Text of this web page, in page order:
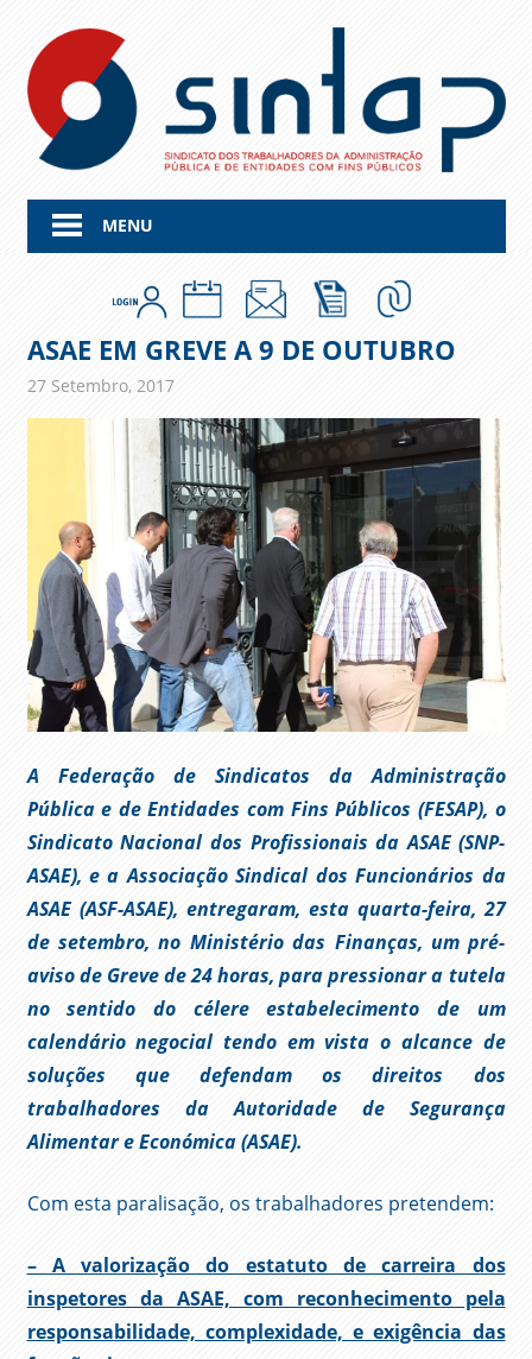
content
MENU
ASAE EM GREVE A 9 DE OUTUBRO
27 Setembro, 2017admin
Comunicados
A Federação de Sindicatos da Administração
Pública e de Entidades com Fins Públicos (FESAP), o
Sindicato Nacional dos Profissionais da ASAE (SNP-
ASAE), e a Associação Sindical dos Funcionários da
ASAE (ASF-ASAE), entregaram, esta quarta-feira, 27
de setembro, no Ministério das Finanças, um pré-
aviso de Greve de 24 horas, para pressionar a tutela
no sentido do célere estabelecimento de um
calendário negocial tendo em vista o alcance de
soluções que defendam os direitos dos
trabalhadores da Autoridade de Segurança
Alimentar e Económica (ASAE).
Com esta paralisação, os trabalhadores pretendem:
– A valorização do estatuto de carreira dos
inspetores da ASAE, com reconhecimento pela
responsabilidade, complexidade, e exigência das